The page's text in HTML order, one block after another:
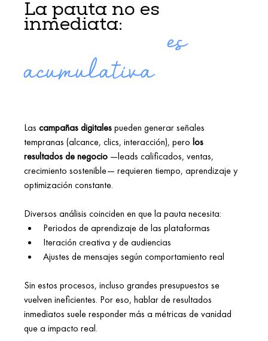
La pauta no es
inmediata:
						es
acumulativa
Las campañas digitales pueden generar señales
tempranas (alcance, clics, interacción), pero los
resultados de negocio —leads calificados, ventas,
crecimiento sostenible— requieren tiempo, aprendizaje y
optimización constante.
Diversos análisis coinciden en que la pauta necesita:
Periodos de aprendizaje de las plataformas
Iteración creativa y de audiencias
Ajustes de mensajes según comportamiento real
Sin estos procesos, incluso grandes presupuestos se
vuelven ineficientes. Por eso, hablar de resultados
inmediatos suele responder más a métricas de vanidad
que a impacto real.